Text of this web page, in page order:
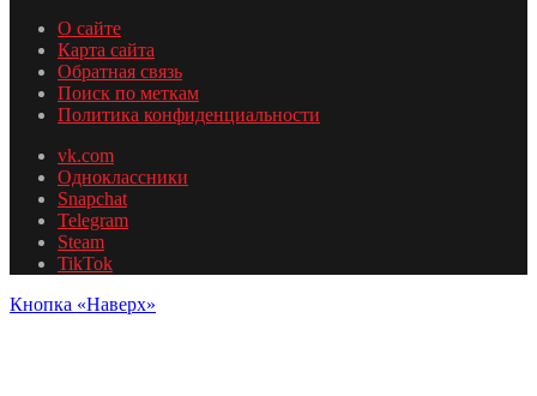
О сайте
Карта сайта
Обратная связь
Поиск по меткам
Политика конфиденциальности
vk.com
Одноклассники
Snapchat
Telegram
Steam
TikTok
Кнопка «Наверх»